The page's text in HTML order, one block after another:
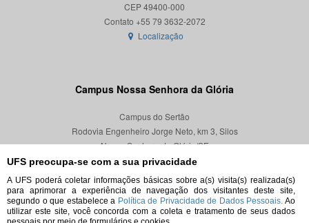
UFS preocupa-se com a sua privacidade
A UFS poderá coletar informações básicas sobre a(s) visita(s) realizada(s)
para aprimorar a experiência de navegação dos visitantes deste site,
segundo o que estabelece a Política de Privacidade de Dados Pessoais. Ao
utilizar este site, você concorda com a coleta e tratamento de seus dados
CEP 49400-000
Localização
Campus Nossa Senhora da Glória
Campus do Sertão
Rodovia Engenheiro Jorge Neto, km 3, Silos
Nossa Senhora da Glória/SE
CEP 49680-000
Localização